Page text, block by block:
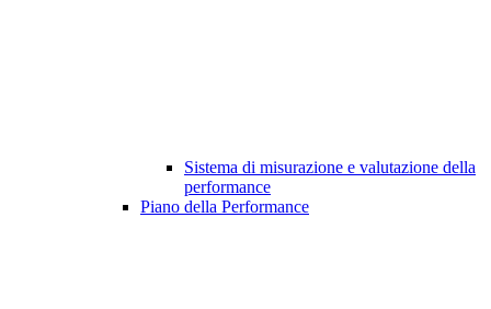
Sistema di misurazione e valutazione della
performance
Piano della Performance